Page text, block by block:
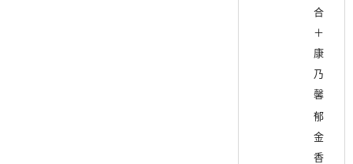
合
＋
康
乃
馨
郁
金
香